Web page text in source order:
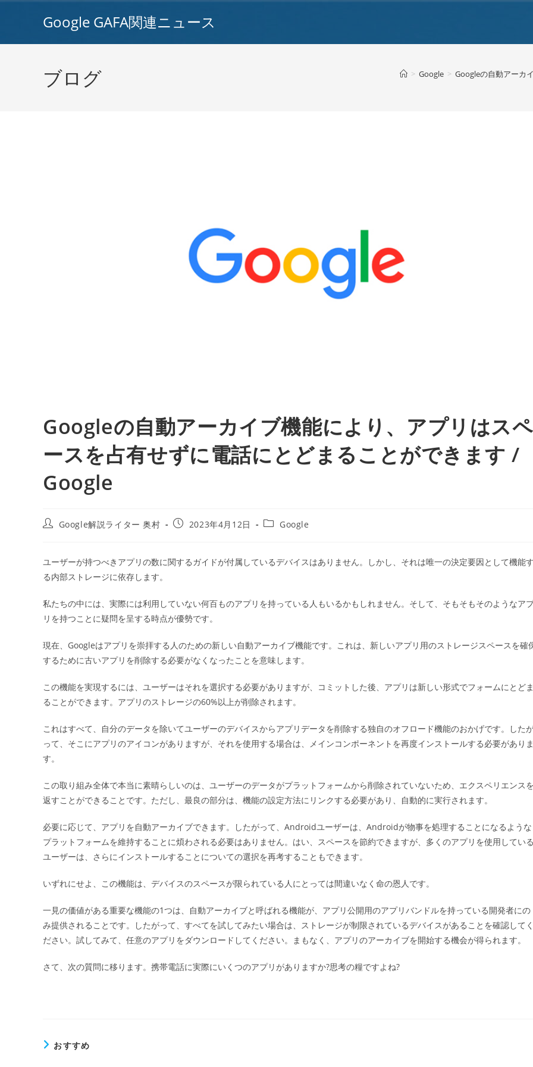
Google GAFA関連ニュース
ブログ > Google > Googleの自動アーカ
Googleの自動アーカイブ機能により、アプリはスペ
ースを占有せずに電話にとどまることができます /
Google
投
Google解説ライター 奥村
投
開
日:
2023年4月12日
投
テ
ゴ
Google
ユーザーが持つべきアプリの数に関するガイドが付属しているデバイスはありません。しかし、それは唯一の決定要因として機能す
る内部ストレージに依存します。
私たちの中には、実際には利用していない何百ものアプリを持っている人もいるかもしれません。そして、そもそもそのようなア
リを持つことに疑問を呈する時点が優勢です。
現在、Googleはアプリを崇拝する人のための新しい自動アーカイブ機能です。これは、新しいアプリ用のストレージスペースを確
するために古いアプリを削除する必要がなくなったことを意味します。
この機能を実現するには、ユーザーはそれを選択する必要がありますが、コミットした後、アプリは新しい形式でフォームにとどま
ることができます。アプリのストレージの60%以上が削除されます。
これはすべて、自分のデータを除いてユーザーのデバイスからアプリデータを削除する独自のオフロード機能のおかげです。した
って、そこにアプリのアイコンがありますが、それを使用する場合は、メインコンポーネントを再度インストールする必要がありま
す。
この取り組み全体で本当に素晴らしいのは、ユーザーのデータがプラットフォームから削除されていないため、エクスペリエンスを
返すことができることです。ただし、最良の部分は、機能の設定方法にリンクする必要があり、自動的に実行されます。
必要に応じて、アプリを自動アーカイブできます。したがって、Androidユーザーは、Androidが物事を処理することになるような
プラットフォームを維持することに煩わされる必要はありません。はい、スペースを節約できますが、多くのアプリを使用している
ユーザーは、さらにインストールすることについての選択を再考することもできます。
いずれにせよ、この機能は、デバイスのスペースが限られている人にとっては間違いなく命の恩人です。
一見の価値がある重要な機能の1つは、自動アーカイブと呼ばれる機能が、アプリ公開用のアプリバンドルを持っている開発者にの
み提供されることです。したがって、すべてを試してみたい場合は、ストレージが制限されているデバイスがあることを確認してく
ださい。試してみて、任意のアプリをダウンロードしてください。まもなく、アプリのアーカイブを開始する機会が得られます。
さて、次の質問に移ります。携帯電話に実際にいくつのアプリがありますか?思考の糧ですよね?
おすすめ